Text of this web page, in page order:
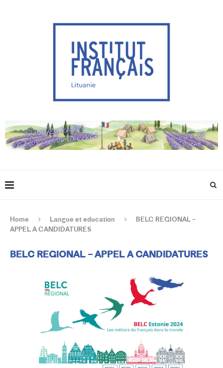
Home Langue et education
BELC REGIONAL –
APPEL A CANDIDATURES
BELC REGIONAL – APPEL A CANDIDATURES